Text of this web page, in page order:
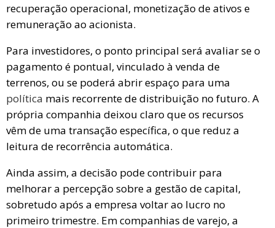
recuperação operacional, monetização de ativos e
remuneração ao acionista.
Para investidores, o ponto principal será avaliar se o
pagamento é pontual, vinculado à venda de
terrenos, ou se poderá abrir espaço para uma
política mais recorrente de distribuição no futuro. A
própria companhia deixou claro que os recursos
vêm de uma transação específica, o que reduz a
leitura de recorrência automática.
Ainda assim, a decisão pode contribuir para
melhorar a percepção sobre a gestão de capital,
sobretudo após a empresa voltar ao lucro no
primeiro trimestre. Em companhias de varejo, a